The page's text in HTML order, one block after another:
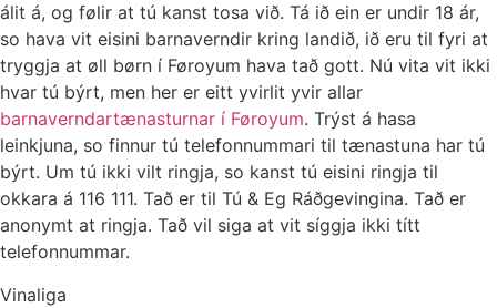
álit á, og følir at tú kanst tosa við. Tá ið ein er undir 18 ár,
so hava vit eisini barnaverndir kring landið, ið eru til fyri at
tryggja at øll børn í Føroyum hava tað gott. Nú vita vit ikki
hvar tú býrt, men her er eitt yvirlit yvir allar
barnaverndartænasturnar í Føroyum. Trýst á hasa
leinkjuna, so finnur tú telefonnummari til tænastuna har tú
býrt. Um tú ikki vilt ringja, so kanst tú eisini ringja til
okkara á 116 111. Tað er til Tú & Eg Ráðgevingina. Tað er
anonymt at ringja. Tað vil siga at vit síggja ikki títt
telefonnummar.
Vinaliga